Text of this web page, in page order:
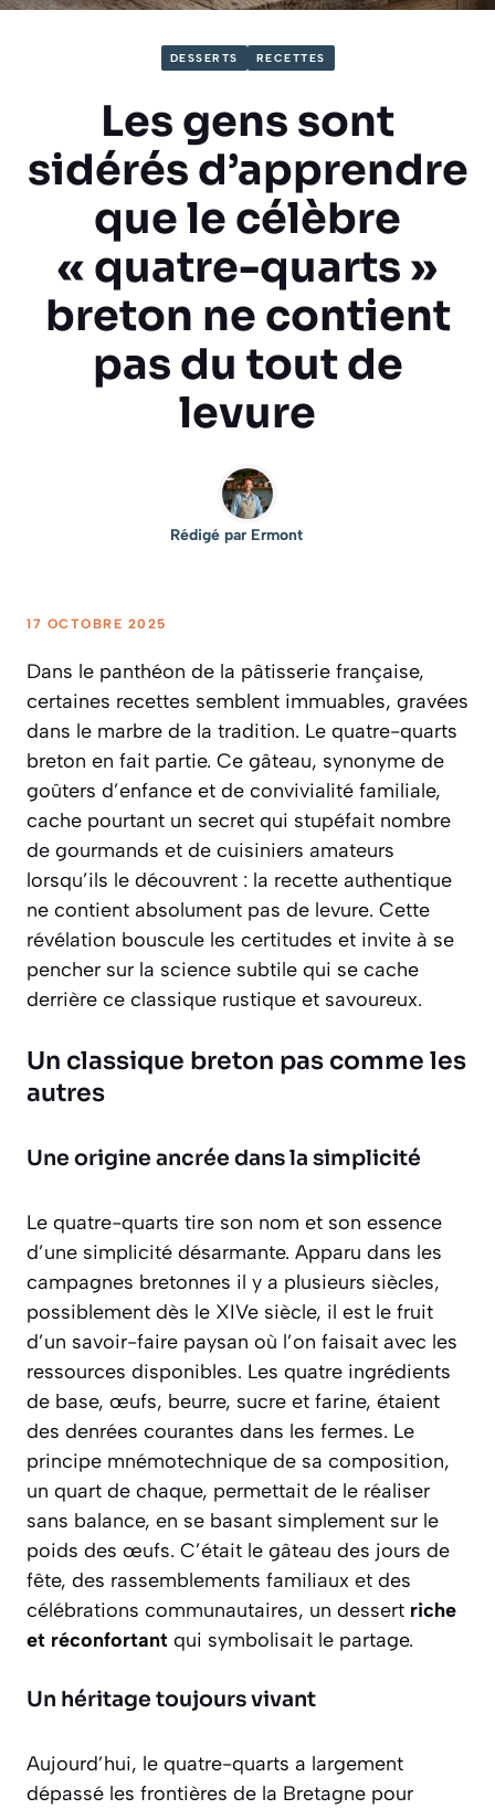
DESSERTS RECETTES
Les gens sont
sidérés d’apprendre
que le célèbre
« quatre-quarts »
breton ne contient
pas du tout de
levure
Rédigé par Ermont
17 OCTOBRE 2025
Dans le panthéon de la pâtisserie française,
certaines recettes semblent immuables, gravées
dans le marbre de la tradition. Le quatre-quarts
breton en fait partie. Ce gâteau, synonyme de
goûters d’enfance et de convivialité familiale,
cache pourtant un secret qui stupéfait nombre
de gourmands et de cuisiniers amateurs
lorsqu’ils le découvrent : la recette authentique
ne contient absolument pas de levure. Cette
révélation bouscule les certitudes et invite à se
pencher sur la science subtile qui se cache
derrière ce classique rustique et savoureux.
Un classique breton pas comme les
autres
Une origine ancrée dans la simplicité
Le quatre-quarts tire son nom et son essence
d’une simplicité désarmante. Apparu dans les
campagnes bretonnes il y a plusieurs siècles,
possiblement dès le XIVe siècle, il est le fruit
d’un savoir-faire paysan où l’on faisait avec les
ressources disponibles. Les quatre ingrédients
de base, œufs, beurre, sucre et farine, étaient
des denrées courantes dans les fermes. Le
principe mnémotechnique de sa composition,
un quart de chaque, permettait de le réaliser
sans balance, en se basant simplement sur le
poids des œufs. C’était le gâteau des jours de
fête, des rassemblements familiaux et des
célébrations communautaires, un dessert riche
et réconfortant qui symbolisait le partage.
Un héritage toujours vivant
Aujourd’hui, le quatre-quarts a largement
dépassé les frontières de la Bretagne pour